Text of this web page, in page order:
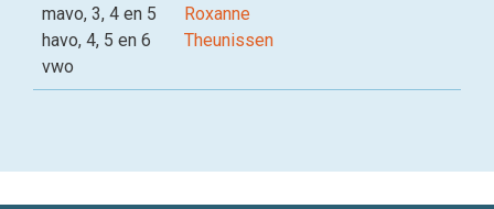
mavo, 3, 4 en 5
havo, 4, 5 en 6
vwo
Roxanne
Theunissen